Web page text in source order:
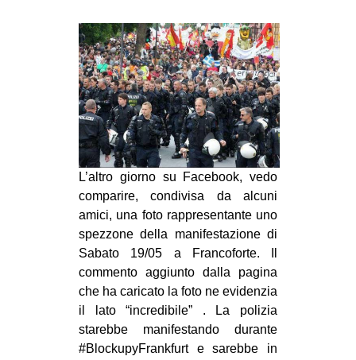
MOBILITAZIONI
SPAZI
SPORT POPOLARE
MOVIMENTI
AMBIENTE
ANTIFASCISMO
DIRITTO ALL’ABITARE
GENERI
MIGRAZIONI
PRECARIATO
REPRESSIONE
L’altro giorno su Facebook, vedo
comparire, condivisa da alcuni
amici, una foto rappresentante uno
spezzone della manifestazione di
Sabato 19/05 a Francoforte. Il
commento aggiunto dalla pagina
che ha caricato la foto ne evidenzia
il lato “incredibile” . La polizia
starebbe manifestando durante
#BlockupyFrankfurt e sarebbe in